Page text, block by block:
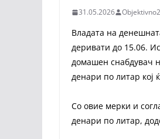
31.05.2026
Владата на
деривати до 15.06.
домашен снабдувач
денари по литар кој
Со овие мерки и
денари по литар,